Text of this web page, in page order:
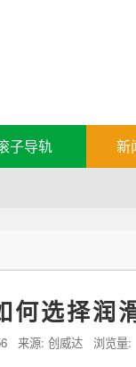
子导轨 新
何选择润
来源: 创威达 浏览量: